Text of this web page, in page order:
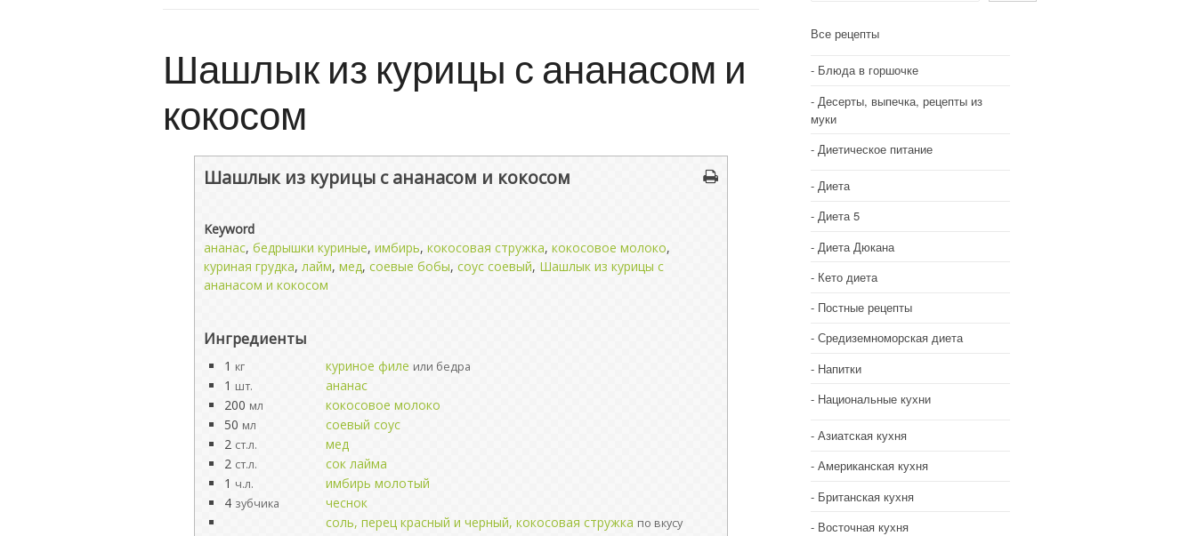
Шашлык из курицы с ананасом и
кокосом
Шашлык из курицы с ананасом и кокосом
Keyword
ананас, бедрышки куриные, имбирь, кокосовая стружка, кокосовое молоко,
куриная грудка, лайм, мед, соевые бобы, соус соевый, Шашлык из курицы с
ананасом и кокосом
Ингредиенты
1 кг куриное филе или бедра
1 шт.
ананас
200 мл
кокосовое молоко
50 мл
соевый соус
2 ст.л.
мед
2 ст.л.
сок лайма
1 ч.л.
имбирь молотый
4 зубчика
чеснок
соль, перец красный и черный, кокосовая стружка по вкусу
Все рецепты
Блюда в горшочке
Десерты, выпечка, рецепты из
муки
Диетическое питание
Диета
Диета 5
Диета Дюкана
Кето диета
Постные рецепты
Средиземноморская диета
Напитки
Национальные кухни
Азиатская кухня
Американская кухня
Британская кухня
Восточная кухня